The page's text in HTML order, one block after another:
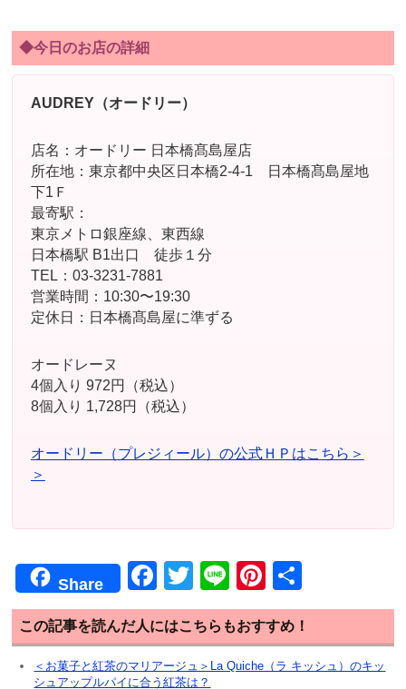
◆今日のお店の詳細
AUDREY（オードリー）
店名：オードリー 日本橋髙島屋店
所在地：東京都中央区日本橋2-4-1 日本橋髙島屋地
下1Ｆ
最寄駅：
東京メトロ銀座線、東西線
日本橋駅 B1出口 徒歩１分
TEL：03-3231-7881
営業時間：10:30〜19:30
定休日：日本橋髙島屋に準ずる
オードレーヌ
4個入り 972円（税込）
8個入り 1,728円（税込）
オードリー（プレジィール）の公式ＨＰはこちら＞
＞
Share
F
a
c
e
T
wi
tt
er
Li
n
e
Pi
nt
er
e
有
この記事を読んだ人にはこちらもおすすめ！
＜お菓子と紅茶のマリアージュ＞La Quiche（ラ キッシュ）のキッ
シュアップルパイに合う紅茶は？